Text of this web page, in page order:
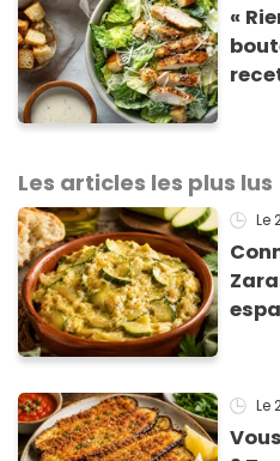
«
Les articles les plus lus
Le
Le